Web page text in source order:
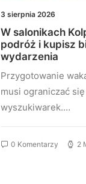
3 sierpnia 2026
W salonikach
podróż i kupisz
wydarzenia
Przygotowanie
musi ograniczać
wyszukiwarek.…
0 Komentarzy 2